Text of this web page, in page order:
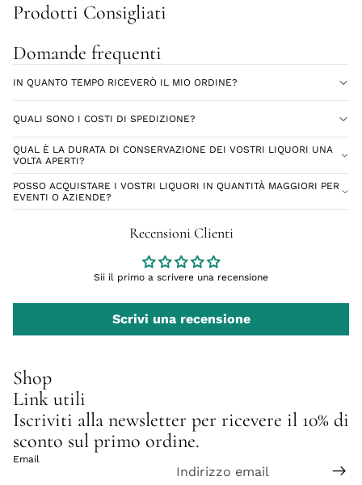
Prodotti Consigliati
Domande frequenti
IN QUANTO TEMPO RICEVERÒ IL MIO ORDINE?
QUALI SONO I COSTI DI SPEDIZIONE?
QUAL È LA DURATA DI CONSERVAZIONE DEI VOSTRI LIQUORI UNA
VOLTA APERTI?
POSSO ACQUISTARE I VOSTRI LIQUORI IN QUANTITÀ MAGGIORI PER
EVENTI O AZIENDE?
Recensioni Clienti
Sii il primo a scrivere una recensione
Scrivi una recensione
Shop
Link utili
Iscriviti alla newsletter per ricevere il 10% di
sconto sul primo ordine.
Email